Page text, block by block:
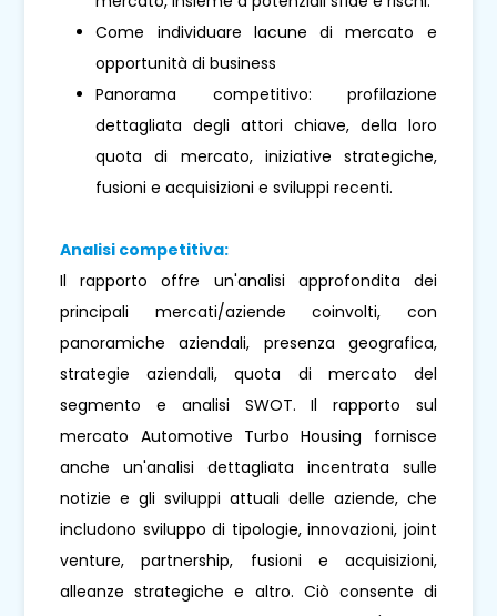
Come individuare lacune di mercato e
opportunità di business
Panorama competitivo: profilazione
dettagliata degli attori chiave, della loro
quota di mercato, iniziative strategiche,
fusioni e acquisizioni e sviluppi recenti.
Analisi competitiva:
Il rapporto offre un'analisi approfondita dei
principali mercati/aziende coinvolti, con
panoramiche aziendali, presenza geografica,
strategie aziendali, quota di mercato del
segmento e analisi SWOT. Il rapporto sul
mercato Automotive Turbo Housing fornisce
anche un'analisi dettagliata incentrata sulle
notizie e gli sviluppi attuali delle aziende, che
includono sviluppo di tipologie, innovazioni, joint
venture, partnership, fusioni e acquisizioni,
alleanze strategiche e altro. Ciò consente di